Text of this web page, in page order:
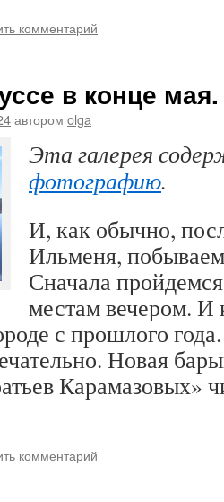
комментарий
в конце
автором olga
Эта галерея
фотографию.
И, как обычно,
Ильменя,
Сначала
местам вечером. И
с прошлого
Новая
Карамазовых»
комментарий